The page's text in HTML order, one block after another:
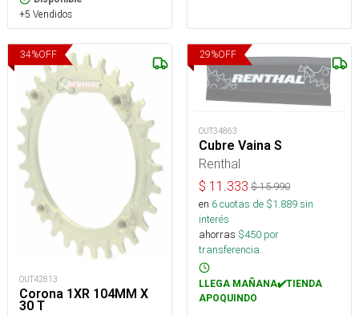
+5 Vendidos
34%OFF
OUT42813
Corona 1XR 104MM X
30 T
29%OFF
OUT34863
Cubre Vaina S
Renthal
$ 11.333 $15.990
en 6cuotas de $1.889sin
interés
ahorras $450 por
transferencia.
LLEGA MAÑANA✔️TIENDA
APOQUINDO